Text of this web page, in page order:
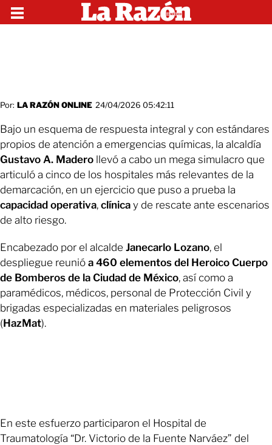
Por: LA RAZÓN ONLINE 24/04/2026 05:42:11
Bajo un esquema de respuesta integral y con estándares
propios de atención a emergencias químicas, la alcaldía
Gustavo A. Madero llevó a cabo un mega simulacro que
articuló a cinco de los hospitales más relevantes de la
demarcación, en un ejercicio que puso a prueba la
capacidad operativa, clínica y de rescate ante escenarios
de alto riesgo.
Encabezado por el alcalde Janecarlo Lozano, el
despliegue reunió a 460 elementos del Heroico Cuerpo
de Bomberos de la Ciudad de México, así como a
paramédicos, médicos, personal de Protección Civil y
brigadas especializadas en materiales peligrosos
(HazMat).
En este esfuerzo participaron el Hospital de
Traumatología “Dr. Victorio de la Fuente Narváez” del